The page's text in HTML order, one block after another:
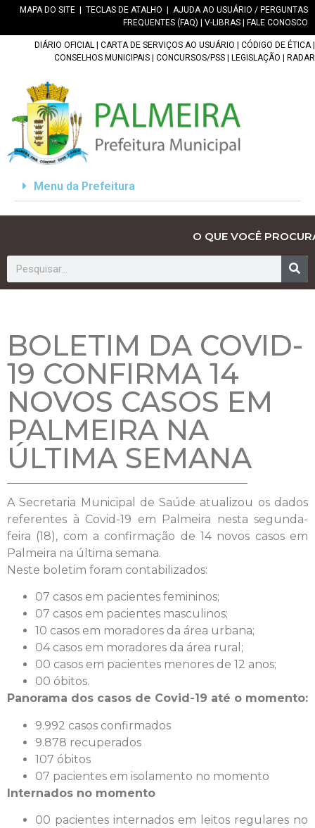
MAPA DO SITE TECLAS DE ATALHO
AJUDA AO USUÁRIO / PERGUNTAS
FREQUENTES (FAQ)
V-LIBRAS FALE CONOSCO
DIÁRIO OFICIAL CARTA DE SERVIÇOS AO USUÁRIO CÓDIGO DE ÉTICA|
CONSELHOS MUNICIPAIS
CONCURSOS/PSS LEGISLAÇÃO RADAR
Menu da Prefeitura
O QUE VOCÊ
BOLETIM DA COVID-
19 CONFIRMA 14
NOVOS CASOS EM
PALMEIRA NA
ÚLTIMA SEMANA
A Secretaria Municipal de Saúde atualizou os dados
referentes à Covid-19 em Palmeira nesta segunda-
feira (18), com a confirmação de 14 novos casos em
Palmeira na última semana.
Neste boletim foram contabilizados:
07 casos em pacientes femininos;
07 casos em pacientes masculinos;
10 casos em moradores da área urbana;
04 casos em moradores da área rural;
00 casos em pacientes menores de 12 anos;
00 óbitos.
Panorama dos casos de Covid-19 até o momento:
9.992 casos confirmados
9.878 recuperados
107 óbitos
07 pacientes em isolamento no momento
Internados no momento
00 pacientes internados em leitos regulares no